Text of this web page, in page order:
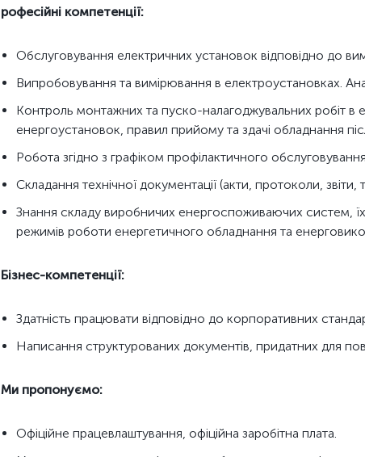
рофесійні компетенції:
Обслуговування електричних установок відповідно до
Випробовування та вимірювання в електроустановках.
Контроль монтажних та пуско-налагоджувальних робіт в
енергоустановок, правил прийому та здачі обладнання
Робота згідно з графіком профілактичного
Складання технічної документації (акти, протоколи, звіти,
Знання складу виробничих енергоспоживаючих систем,
режимів роботи енергетичного обладнання та
Бізнес-компетенції:
Здатність працювати відповідно до корпоративних
Написання структурованих документів, придатних для
Ми пропонуємо:
Офіційне працевлаштування, офіційна заробітна плата.